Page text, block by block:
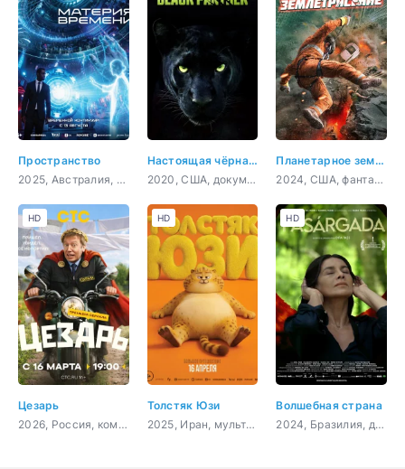
Пространство
2025, Австралия, фантастика, триллер, криминал
Настоящая чёрная пантера
2020, США, документальный, короткометражка
Планетарное землетрясение
2024, США, фантастика, приключения
Цезарь
2026, Россия, комедия
HD
Толстяк Юзи
2025, Иран, мультфильм, приключения, комедия, семейный
HD
Волшебная страна
2024, Бразилия, драма
HD